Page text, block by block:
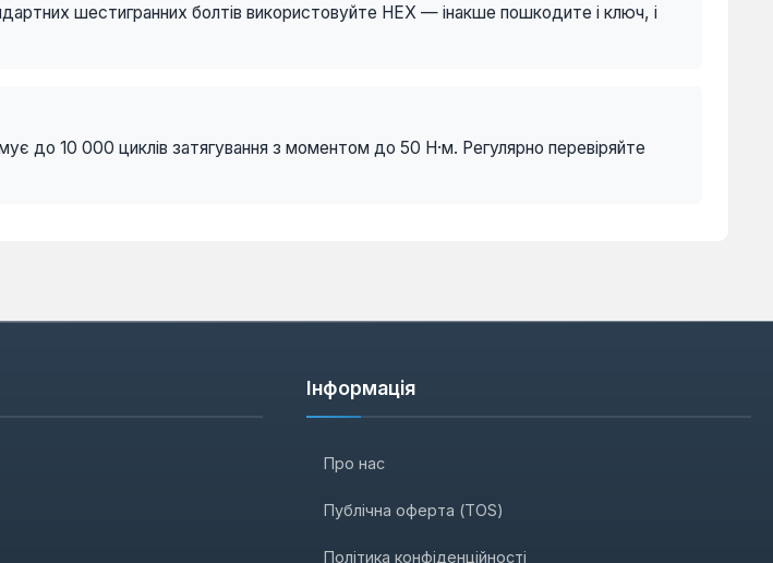
шестигранних болтів використовуйте HEX — інакше пошкодите і ключ, і
до 10 000 циклів затягування з моментом до 50 Н·м. Регулярно перевіряйте
Інформація
Про нас
Публічна оферта (TOS)
Політика конфіденційності